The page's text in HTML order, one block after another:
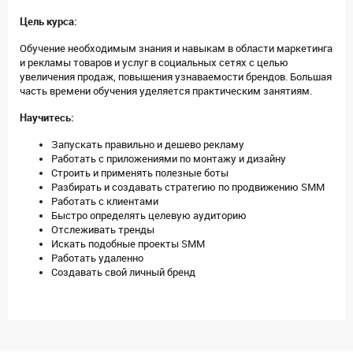
Цель курса:
Обучение необходимым знания и навыкам в области маркетинга
и рекламы товаров и услуг в социальных сетях с целью
увеличения продаж, повышения узнаваемости брендов. Большая
часть времени обучения уделяется практическим занятиям.
Научитесь:
Запускать правильно и дешево рекламу
Работать с приложениями по монтажу и дизайну
Строить и применять полезные боты
Разбирать и создавать стратегию по продвижению SMM
Работать с клиентами
Быстро определять целевую аудиторию
Отслеживать тренды
Искать подобные проекты SMM
Работать удаленно
Создавать свой личный бренд